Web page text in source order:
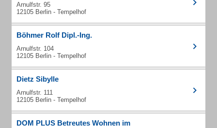
Arnulfstr. 95
12105 Berlin - Tempelhof
Böhmer Rolf Dipl.-Ing.
Arnulfstr. 104
12105 Berlin - Tempelhof
Dietz Sibylle
Arnulfstr. 111
12105 Berlin - Tempelhof
DOM PLUS Betreutes Wohnen im